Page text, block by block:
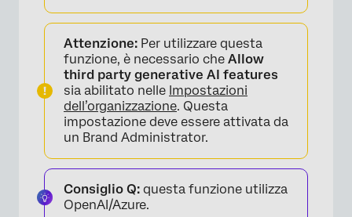
Attenzione: Per utilizzare questa
funzione, è necessario che Allow
third party generative AI features
sia abilitato nelle Impostazioni
dell’organizzazione. Questa
impostazione deve essere attivata da
un Brand Administrator.
Consiglio Q: questa funzione utilizza
OpenAI/Azure.